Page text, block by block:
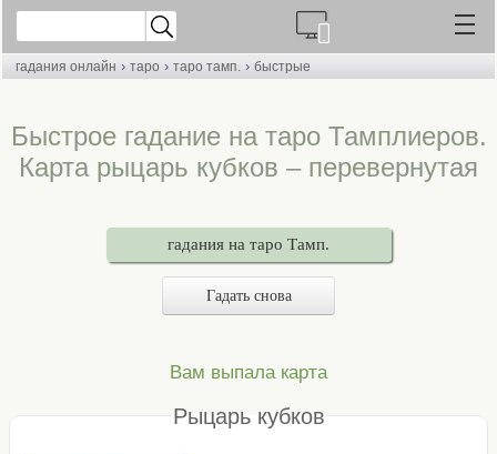
гадания онлайн › таро › таро тамп. › быстрые
Быстрое гадание на таро Тамплиеров.
Карта рыцарь кубков – перевернутая
гадания на таро Тамп.
Гадать снова
Вам выпала карта
Рыцарь кубков